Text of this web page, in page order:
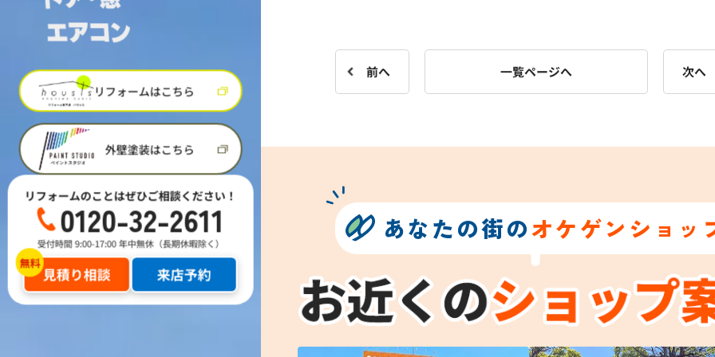
リフォームはこちら
外壁塗装はこちら
リフォームのことはぜひご相談ください！
0120-32-2611
受付時間 9:00-17:00 年中無休（長期休暇除く）
見積り相談 来店予約
前へ 一覧ページへ 次へ
あなたの街のオケゲンショッ